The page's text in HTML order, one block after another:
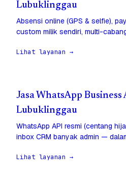
Lubuklinggau
Absensi online (GPS & selfie),
custom milik sendiri, multi-
Lihat layanan →
Jasa WhatsApp Business
Lubuklinggau
WhatsApp API resmi (centang
inbox CRM banyak admin —
Lihat layanan →